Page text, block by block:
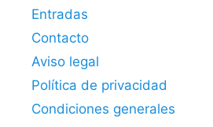
Entradas
Contacto
Aviso legal
Política de privacidad
Condiciones generales